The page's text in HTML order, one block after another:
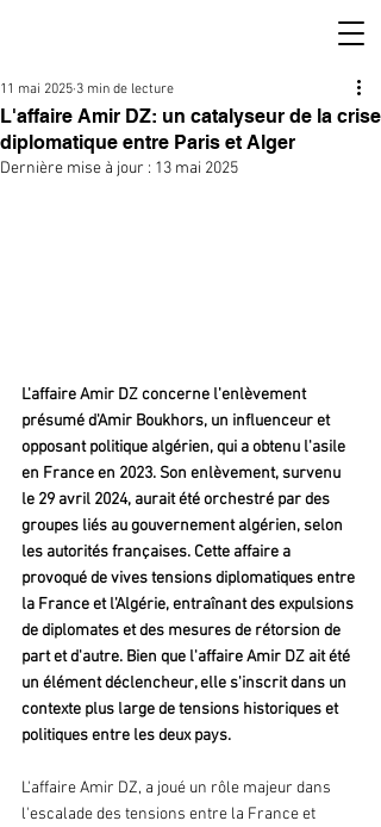
L'affaire Amir DZ: un catalyseur de la crise
diplomatique entre Paris et Alger
11 mai 2025 3 min de lecture
Dernière mise à jour : 13 mai 2025
L'affaire Amir DZ concerne l'enlèvement
présumé d'Amir Boukhors, un influenceur et
opposant politique algérien, qui a obtenu l'asile
en France en 2023. Son enlèvement, survenu
le 29 avril 2024, aurait été orchestré par des
groupes liés au gouvernement algérien, selon
les autorités françaises. Cette affaire a
provoqué de vives tensions diplomatiques entre
la France et l'Algérie, entraînant des expulsions
de diplomates et des mesures de rétorsion de
part et d'autre. Bien que l'affaire Amir DZ ait été
un élément déclencheur, elle s'inscrit dans un
contexte plus large de tensions historiques et
politiques entre les deux pays.
L'affaire Amir DZ, a joué un rôle majeur dans
l'escalade des tensions entre la France et